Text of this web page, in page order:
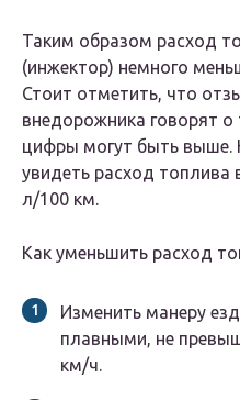
Таким образом расход
(инжектор) немного
Стоит отметить, что
внедорожника говорят о
цифры могут быть выше.
увидеть расход
л/100 км.
Как уменьшить расход
Изменить манеру
плавными, не
км/ч.